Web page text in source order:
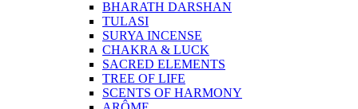
BHARATH DARSHAN
TULASI
SURYA INCENSE
CHAKRA & LUCK
SACRED ELEMENTS
TREE OF LIFE
SCENTS OF HARMONY